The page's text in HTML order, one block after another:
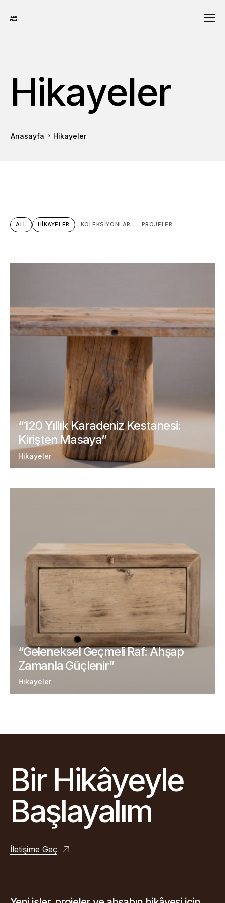
Hikayeler
Anasayfa Hikayeler
ALL HIKAYELER KOLEKSIYONLAR PROJELER
“120 Yıllık Karadeniz Kestanesi:
Kirişten Masaya”
Hikayeler
“Geleneksel Geçmeli Raf: Ahşap
Zamanla Güçlenir”
Hikayeler
Bir Hikâyeyle
Başlayalım
İletişime Geç